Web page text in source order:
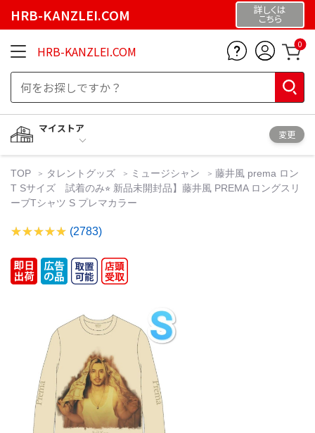
HRB-KANZLEI.COM 詳しくは
こちら
HRB-KANZLEI.COM 0
マイストア
変更
TOP タレントグッズ ミュージシャン
藤井風 prema ロン
T Sサイズ 試着のみ⭐︎ 新品未開封品】藤井風 PREMA ロングスリ
ーブTシャツ S プレマカラー
(2783)